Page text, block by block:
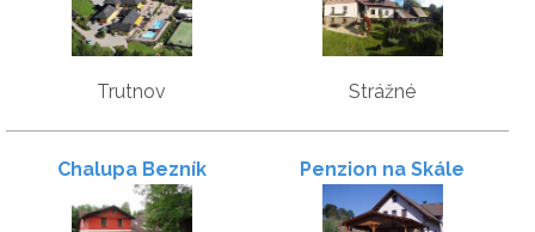
Trutnov Strážné
Chalupa Bezník Penzion na Skále